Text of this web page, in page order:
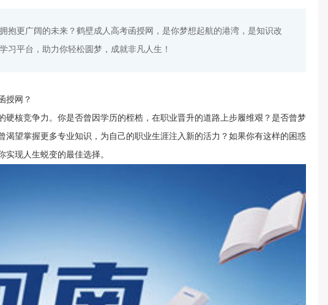
抱更广阔的未来？鹤壁成人高考函授网，是你梦想起航的港湾，是知识改
习平台，助力你轻松圆梦，成就非凡人生！
授网？
核竞争力。你是否曾因学历的桎梏，在职业晋升的道路上步履维艰？是否曾梦
望掌握更多专业知识，为自己的职业生涯注入新的活力？如果你有这样的困惑
现人生蜕变的最佳选择。